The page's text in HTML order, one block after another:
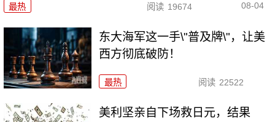
最热 阅读 19674 08-04
东大海军这一手\"普及牌\"，让美
西方彻底破防！
最热 阅读 22522
美利坚亲自下场救日元，结果